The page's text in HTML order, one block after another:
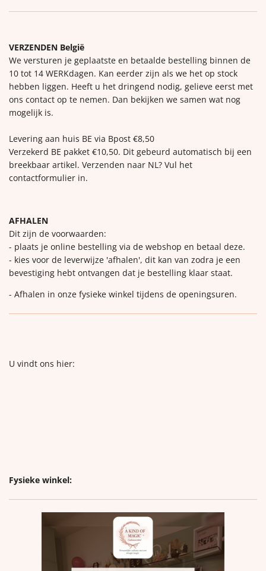
VERZENDEN België
We versturen je geplaatste en betaalde bestelling binnen de
10 tot 14 WERKdagen. Kan eerder zijn als we het op stock
hebben liggen. Heeft u het dringend nodig, gelieve eerst met
ons contact op te nemen. Dan bekijken we samen wat nog
mogelijk is.
Levering aan huis BE via Bpost €8,50
Verzekerd BE pakket €10,50. Dit gebeurd automatisch bij een
breekbaar artikel. Verzenden naar NL? Vul het
contactformulier in.
AFHALEN
Dit zijn de voorwaarden:
- plaats je online bestelling via de webshop en betaal deze.
- kies voor de leverwijze 'afhalen', dit kan van zodra je een
bevestiging hebt ontvangen dat je bestelling klaar staat.
- Afhalen in onze fysieke winkel tijdens de openingsuren.
U vindt ons hier:
Fysieke winkel: